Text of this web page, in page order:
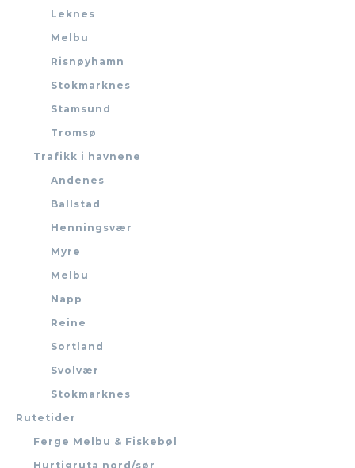
Leknes
Melbu
Risnøyhamn
Stokmarknes
Stamsund
Tromsø
Trafikk i havnene
Andenes
Ballstad
Henningsvær
Myre
Melbu
Napp
Reine
Sortland
Svolvær
Stokmarknes
Rutetider
Ferge Melbu & Fiskebøl
Hurtigruta nord/sør